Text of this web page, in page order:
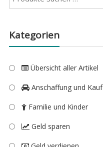
Kategorien
Übersicht aller Artikel
Anschaffung und Kauf
Familie und Kinder
Geld sparen